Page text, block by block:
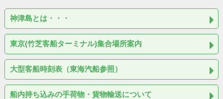
神津島とは・・・
東京(竹芝客船ターミナル)集合場所案内
大型客船時刻表（東海汽船参照）
船内持ち込みの手荷物・貨物輸送について